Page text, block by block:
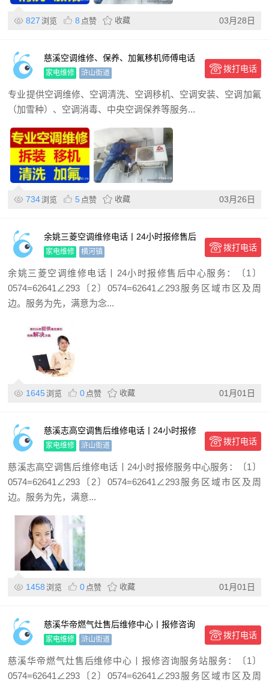
827 浏览 8 点赞 收藏 03月28日
慈溪空调维修、保养、加氟移机师傅电话
家电维修 浒山街道 拨打电话
专业提供空调维修、空调清洗、空调移机、空调安装、空调加氟
（加雪种）、空调消毒、中央空调保养等服务...
734浏览 5 点赞 收藏 03月26日
余姚三菱空调维修电话丨24小时报修售后
中心
家电维修 横河镇 拨打电话
余姚三菱空调维修电话丨24小时报修售后中心服务：〔1〕
0574=62641∠293〔2〕0574=62641∠293服务区域市区及周
边。服务为先，满意为念...
1645 浏览 0 点赞 收藏 01月01日
慈溪志高空调售后维修电话丨24小时报修
服务中心
家电维修 浒山街道 拨打电话
慈溪志高空调售后维修电话丨24小时报修服务中心服务：〔1〕
0574=62641∠293〔2〕0574=62641∠293服务区域市区及周
边。服务为先，满意...
1458 浏览 0 点赞 收藏 01月01日
慈溪华帝燃气灶售后维修中心丨报修咨询
服务站
家电维修 浒山街道 拨打电话
慈溪华帝燃气灶售后维修中心丨报修咨询服务站服务：〔1〕
0574=62641∠293〔2〕0574=62641∠293服务区域市区及周